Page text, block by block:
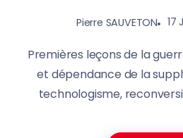
Pierre SAUVETON 17
Premières leçons de la
et dépendance de la
technologisme,